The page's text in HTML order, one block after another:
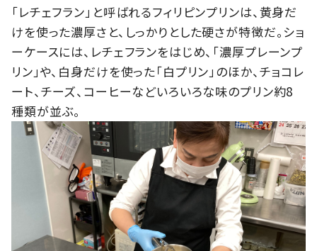
「レチェフラン」と呼ばれるフィリピンプリンは、黄身だ
けを使った濃厚さと、しっかりとした硬さが特徴だ。ショ
ーケースには、レチェフランをはじめ、「濃厚プレーンプ
リン」や、白身だけを使った「白プリン」のほか、チョコレ
ート、チーズ、コーヒーなどいろいろな味のプリン約8
種類が並ぶ。